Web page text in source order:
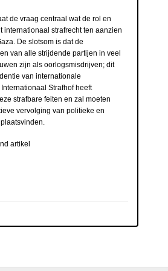
de vraag centraal wat de rol en
internationaal strafrecht ten aanzien
De slotsom is dat de
van alle strijdende partijen in veel
zijn als oorlogsmisdrijven; dit
van internationale
Strafhof heeft
strafbare feiten en zal moeten
vervolging van politieke en
artikel